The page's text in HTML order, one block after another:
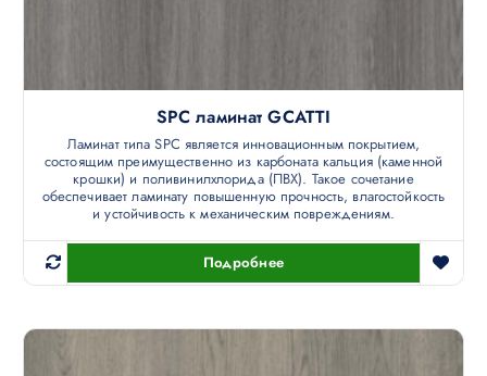
SPC ламинат GCATTI
Ламинат типа SPC является инновационным покрытием,
состоящим преимущественно из карбоната кальция (каменной
крошки) и поливинилхлорида (ПВХ). Такое сочетание
обеспечивает ламинату повышенную прочность, влагостойкость
и устойчивость к механическим повреждениям.
Подробнее